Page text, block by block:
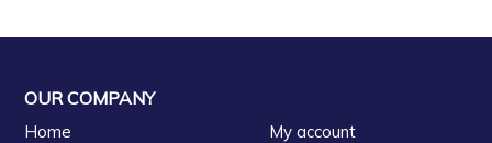
OUR COMPANY
Home My account